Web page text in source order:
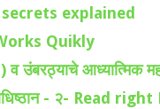
explained
Works Quikly
व उंबरठ्याचे
- २- Read